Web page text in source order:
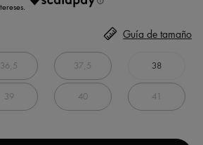
36,5 37,5 38
39 40 41
Guía de tamaño